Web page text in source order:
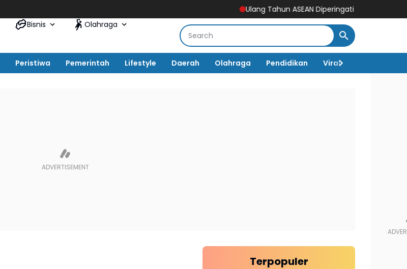
Ulang Tahun ASEAN Diperingati Setiap 8 Agustus,
Bisnis Olahraga
Peristiwa Pemerintah Lifestyle Daerah Olahraga Pendidikan Viral
Terpopuler